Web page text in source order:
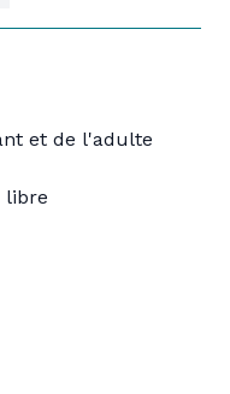
et de l'adulte
libre